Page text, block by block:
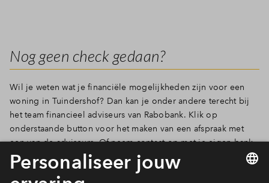
Nog geen check gedaan?
Wil je weten wat je financiële mogelijkheden zijn voor een
woning in Tuindershof? Dan kan je onder andere terecht bij
het team financieel adviseurs van Rabobank. Klik op
onderstaande button voor het maken van een afspraak met
een van de adviseurs. Of neem contact op met je eigen bank
of financieel adviseur.